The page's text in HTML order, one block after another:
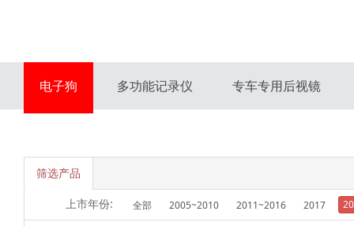
电子狗 多功能记录仪 专车专用后视镜
筛选产品
上市年份: 全部 2005~2010 2011~2016 2017